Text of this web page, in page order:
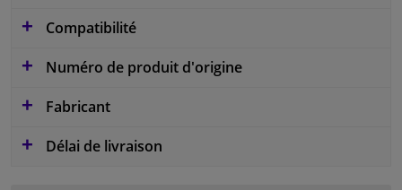
Compatibilité
Numéro de produit d'origine
Fabricant
Délai de livraison